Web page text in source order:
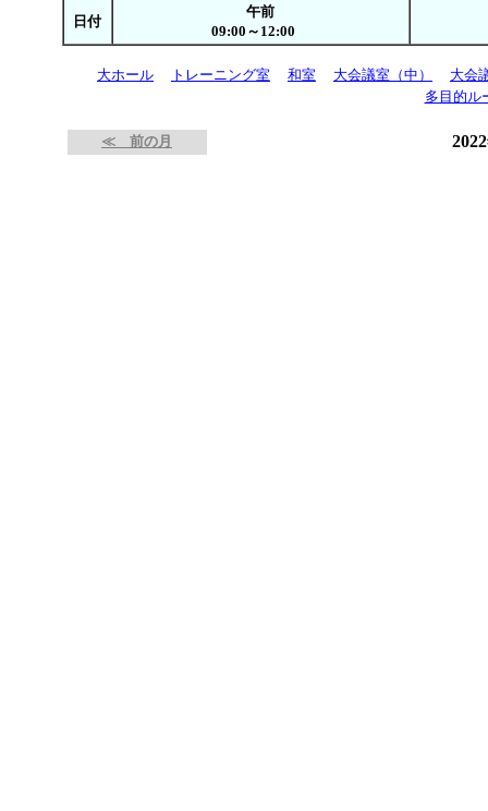
日付
午前
09:00～12:00
大ホール トレーニング室 和室 大会議室（中）
大会
多目的ル
≪ 前の月